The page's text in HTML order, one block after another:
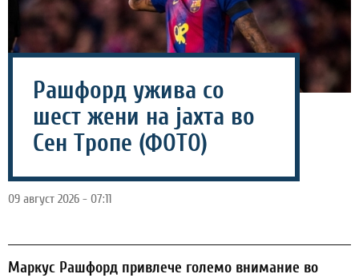
Рашфорд ужива со
шест жени на јахта во
Сен Тропе (ФОТО)
09 август 2026 - 07:11
Маркус Рашфорд привлече големо внимание во